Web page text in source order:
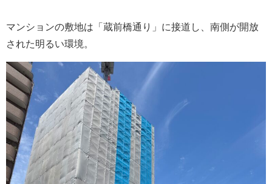
マンションの敷地は「蔵前橋通り」に接道し、南側が開放
された明るい環境。